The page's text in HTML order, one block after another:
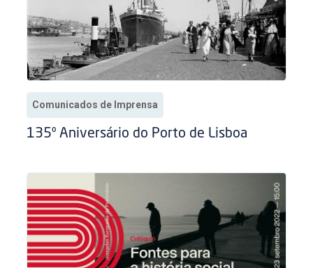
Comunicados de Imprensa
135º Aniversário do Porto de Lisboa